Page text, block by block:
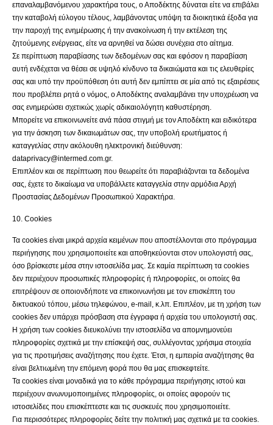
επαναλαμβανόμενου χαρακτήρα τους, ο Αποδέκτης δύναται είτε να επιβάλει
την καταβολή εύλογου τέλους, λαμβάνοντας υπόψη τα διοικητικά έξοδα για
την παροχή της ενημέρωσης ή την ανακοίνωση ή την εκτέλεση της
ζητούμενης ενέργειας, είτε να αρνηθεί να δώσει συνέχεια στο αίτημα.
Σε περίπτωση παραβίασης των δεδομένων σας και εφόσον η παραβίαση
αυτή ενδέχεται να θέσει σε υψηλό κίνδυνο τα δικαιώματα και τις ελευθερίες
σας και υπό την προϋπόθεση ότι αυτή δεν εμπίπτει σε μία από τις εξαιρέσεις
που προβλέπει ρητά ο νόμος, ο Αποδέκτης αναλαμβάνει την υποχρέωση να
σας ενημερώσει σχετικώς χωρίς αδικαιολόγητη καθυστέρηση.
Μπορείτε να επικοινωνείτε ανά πάσα στιγμή με τον Αποδέκτη και ειδικότερα
για την άσκηση των δικαιωμάτων σας, την υποβολή ερωτήματος ή
καταγγελίας στην ακόλουθη ηλεκτρονική διεύθυνση:
dataprivacy@intermed.com.gr.
Επιπλέον και σε περίπτωση που θεωρείτε ότι παραβιάζονται τα δεδομένα
σας, έχετε το δικαίωμα να υποβάλλετε καταγγελία στην αρμόδια Αρχή
Προστασίας Δεδομένων Προσωπικού Χαρακτήρα.
10. Cookies
Τα cookies είναι μικρά αρχεία κειμένων που αποστέλλονται στο πρόγραμμα
περιήγησης που χρησιμοποιείτε και αποθηκεύονται στον υπολογιστή σας,
όσο βρίσκεστε μέσα στην ιστοσελίδα μας. Σε καμία περίπτωση τα cookies
δεν περιέχουν προσωπικές πληροφορίες ή πληροφορίες, οι οποίες θα
επιτρέψουν σε οποιονδήποτε να επικοινωνήσει με τον επισκέπτη του
δικτυακού τόπου, μέσω τηλεφώνου, e-mail, κ.λπ. Επιπλέον, με τη χρήση των
cookies δεν υπάρχει πρόσβαση στα έγγραφα ή αρχεία του υπολογιστή σας.
Η χρήση των cookies διευκολύνει την ιστοσελίδα να απομνημονεύει
πληροφορίες σχετικά με την επίσκεψή σας, συλλέγοντας χρήσιμα στοιχεία
για τις προτιμήσεις αναζήτησης που έχετε. Έτσι, η εμπειρία αναζήτησης θα
είναι βελτιωμένη την επόμενη φορά που θα μας επισκεφτείτε.
Τα cookies είναι μοναδικά για το κάθε πρόγραμμα περιήγησης ιστού και
περιέχουν ανωνυμοποιημένες πληροφορίες, οι οποίες αφορούν τις
ιστοσελίδες που επισκέπτεστε και τις συσκευές που χρησιμοποιείτε.
Για περισσότερες πληροφορίες δείτε την πολιτική μας σχετικά με τα cookies.